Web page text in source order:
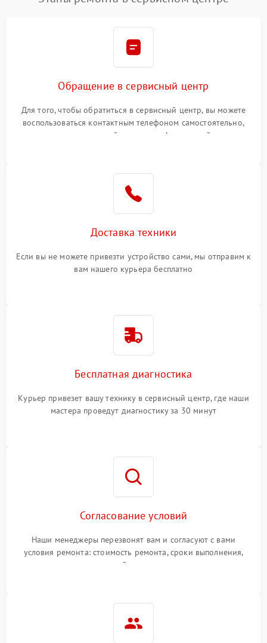
Обращение в сервисный центр
Для того, чтобы обратиться в сервисный центр, вы можете
воспользоваться контактным телефоном самостоятельно,
или оставить свой номер телефона на сайте
Доставка техники
Если вы не можете привезти устройство сами, мы отправим к
вам нашего курьера бесплатно
Бесплатная диагностика
Курьер привезет вашу технику в сервисный центр, где наши
мастера проведут диагностику за 30 минут
Согласование условий
Наши менеджеры перезвонят вам и согласуют с вами
условия ремонта: стоимость ремонта, сроки выполнения,
гарантийные условия